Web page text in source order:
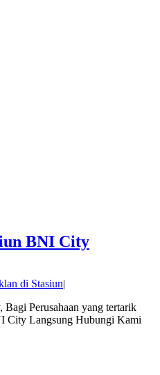
BNI City
di Stasiun|
Perusahaan yang tertarik
City Langsung Hubungi Kami